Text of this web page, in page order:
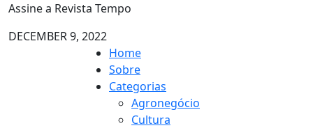
Assine a Revista Tempo
DECEMBER 9, 2022
Home
Sobre
Categorias
Agronegócio
Cultura